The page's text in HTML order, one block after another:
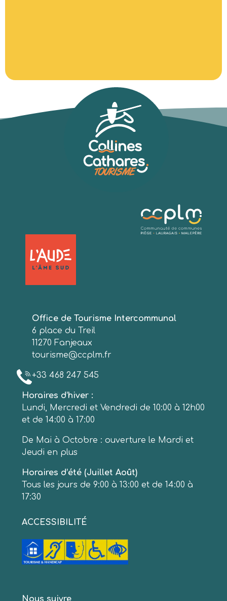
Office de Tourisme Intercommunal
6 place du Treil
11270 Fanjeaux
tourisme@ccplm.fr
+33 468 247 545
Horaires d’hiver :
Lundi, Mercredi et Vendredi de 10:00 à 12h00
et de 14:00 à 17:00
De Mai à Octobre : ouverture le Mardi et
Jeudi en plus
Horaires d’été (Juillet Août)
Tous les jours de 9:00 à 13:00 et de 14:00 à
17:30
ACCESSIBILITÉ
Nous suivre